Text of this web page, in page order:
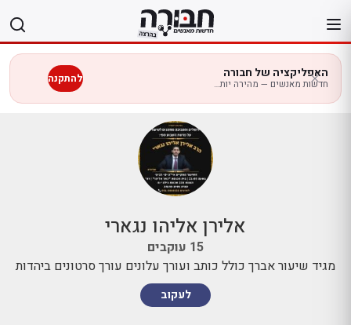
לתוכן
האפליקציה של חבורה
חדשות מאנשים — מהירה יותר בנייד להתקנה
אלירן אליהו נגארי
15 עוקבים
מגיד שיעור אברך כולל כותב ועורך עלונים עורך סרטונים ביהדות
לעקוב